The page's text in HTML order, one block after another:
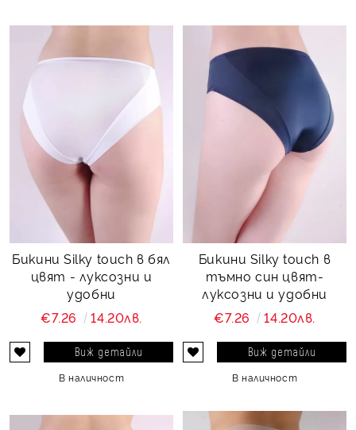
Бикини Silky touch в бял
цвят - луксозни и
удобни
€7.26
14.20лв.
Виж детайли
В наличност
Бикини Silky touch в
тъмно син цвят-
луксозни и удобни
€7.26
14.20лв.
Виж детайли
В наличност